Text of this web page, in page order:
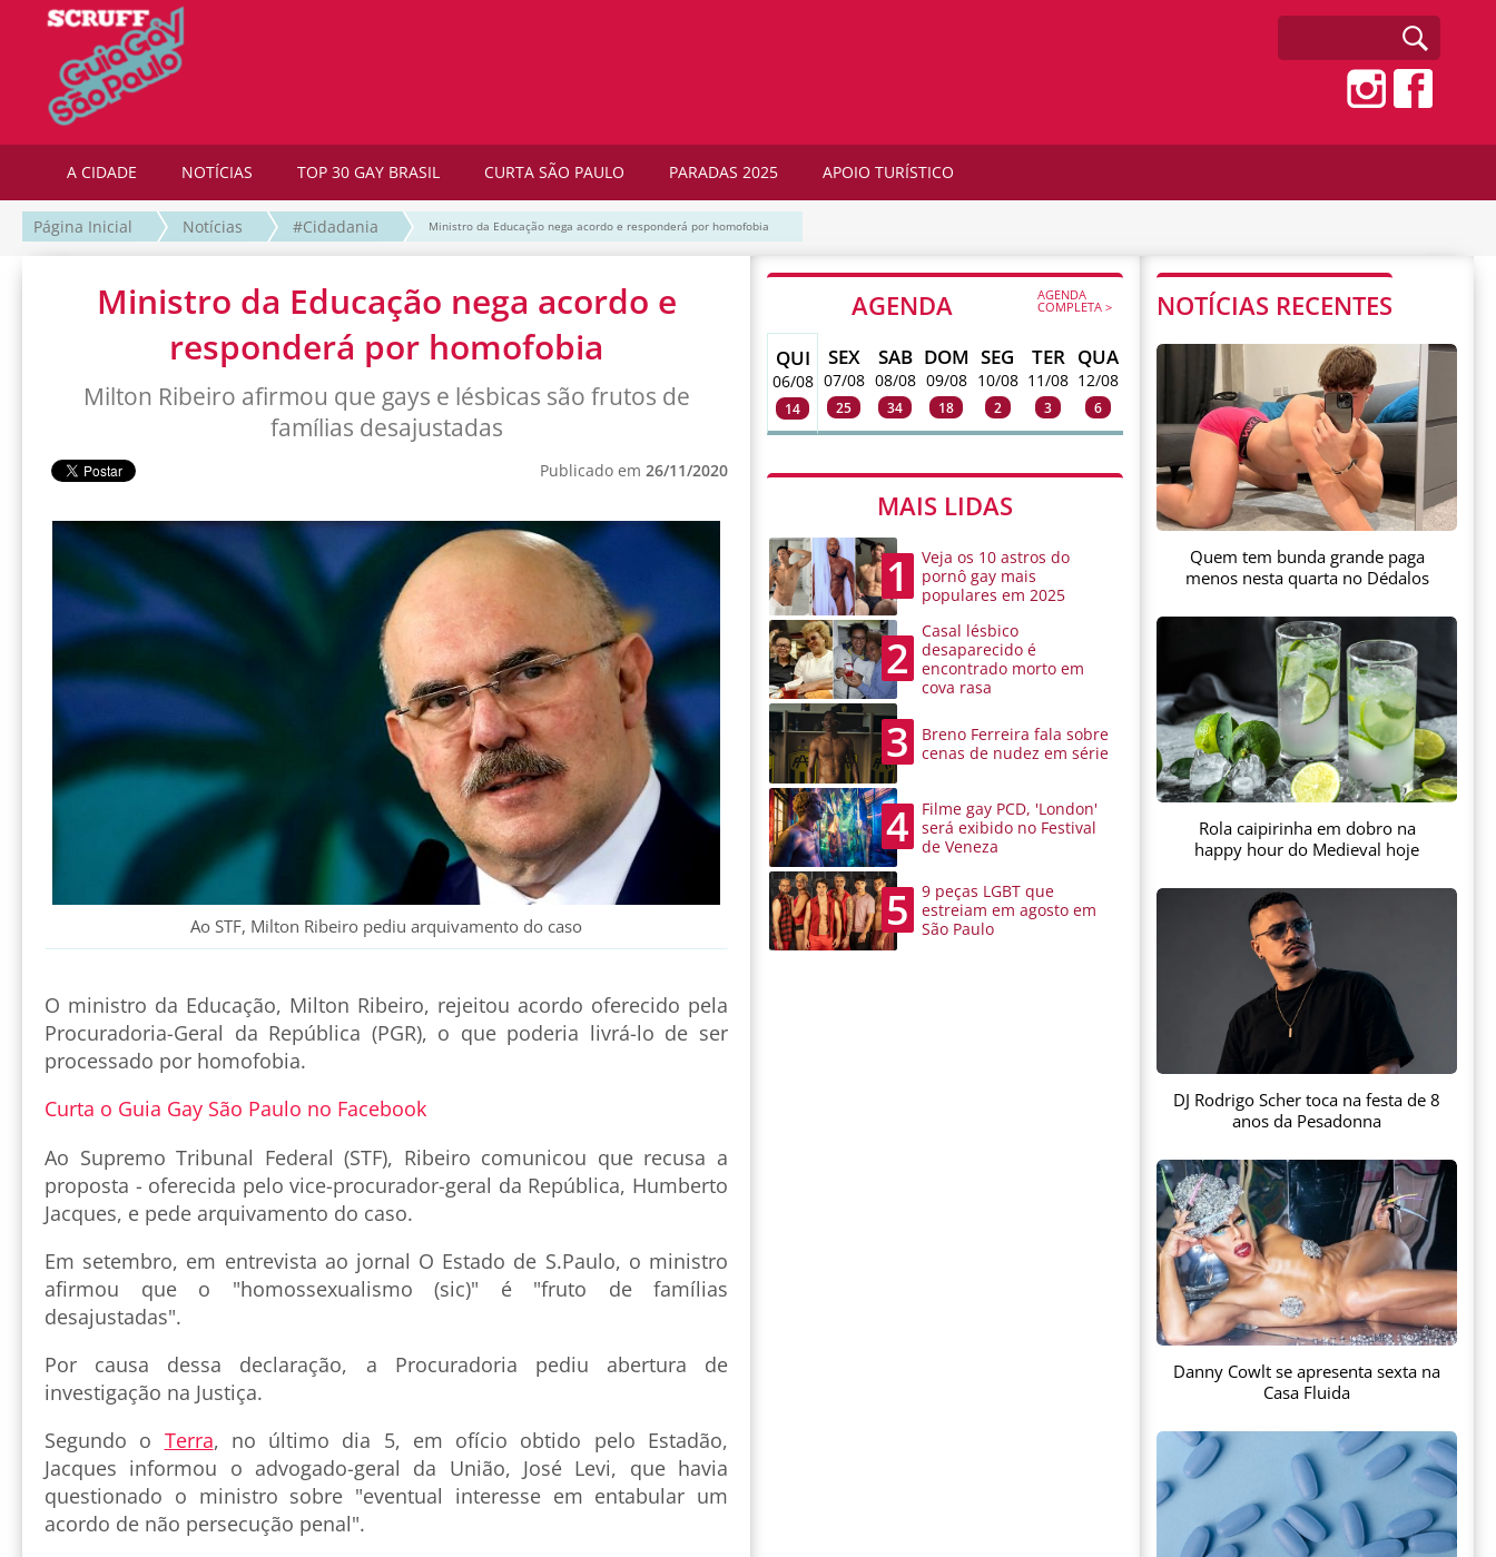
A CIDADE NOTÍCIAS TOP 30 GAY BRASIL CURTA SÃO PAULO PARADAS 2025 APOIO TURÍSTICO
Página Inicial Notícias #Cidadania Ministro da Educação nega acordo e responderá por homofobia
Ministro da Educação nega acordo e
responderá por homofobia
Milton Ribeiro afirmou que gays e lésbicas são frutos de
famílias desajustadas
Publicado em 26/11/2020
Ao STF, Milton Ribeiro pediu arquivamento do caso
O ministro da Educação, Milton Ribeiro, rejeitou acordo oferecido pela
Procuradoria-Geral da República (PGR), o que poderia livrá-lo de ser
processado por homofobia.
Curta o Guia Gay São Paulo no Facebook
Ao Supremo Tribunal Federal (STF), Ribeiro comunicou que recusa a
proposta - oferecida pelo vice-procurador-geral da República, Humberto
Jacques, e pede arquivamento do caso.
Em setembro, em entrevista ao jornal O Estado de S.Paulo, o ministro
afirmou que o "homossexualismo (sic)" é "fruto de famílias
desajustadas".
Por causa dessa declaração, a Procuradoria pediu abertura de
investigação na Justiça.
Segundo o Terra, no último dia 5, em ofício obtido pelo Estadão,
Jacques informou o advogado-geral da União, José Levi, que havia
questionado o ministro sobre "eventual interesse em entabular um
acordo de não persecução penal".
AGENDA AGENDA
COMPLETA >
QUI
06/08
14
SEX
07/08
25
SAB
08/08
34
DOM
09/08
18
SEG
10/08
2
TER
11/08
3
QUA
12/08
6
MAIS LIDAS
1
Veja os 10 astros do
pornô gay mais
populares em 2025
2
Casal lésbico
desaparecido é
encontrado morto em
cova rasa
3
Breno Ferreira fala sobre
cenas de nudez em série
4
Filme gay PCD, 'London'
será exibido no Festival
de Veneza
5
9 peças LGBT que
estreiam em agosto em
São Paulo
NOTÍCIAS RECENTES
Quem tem bunda grande paga
menos nesta quarta no Dédalos
Rola caipirinha em dobro na
happy hour do Medieval hoje
DJ Rodrigo Scher toca na festa de 8
anos da Pesadonna
Danny Cowlt se apresenta sexta na
Casa Fluida